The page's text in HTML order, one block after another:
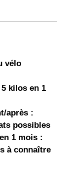
vélo
kilos en 1
après :
possibles
1 mois :
à connaître